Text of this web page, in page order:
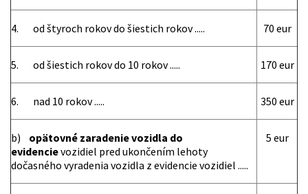
4. od štyroch rokov do šiestich rokov ..... 70 eur
5. od šiestich rokov do 10 rokov ..... 170 eur
6. nad 10 rokov ..... 350 eur
b) opätovné zaradenie vozidla do
evidencievozidiel pred ukončením lehoty
dočasného vyradenia vozidla z evidencie vozidiel .....
5 eur